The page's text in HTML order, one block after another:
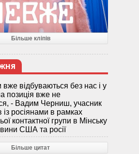
Більше кліпів
відбуваються без нас і у
позиція вже не
- Вадим Черниш, учасник
із росіянами в рамках
контактної групи в Мінську
США та росії
Більше цитат